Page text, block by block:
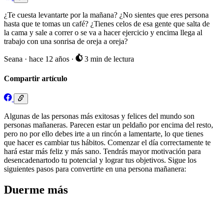
¿Te cuesta levantarte por la mañana? ¿No sientes que eres persona
hasta que te tomas un café? ¿Tienes celos de esa gente que salta de
la cama y sale a correr o se va a hacer ejercicio y encima llega al
trabajo con una sonrisa de oreja a oreja?
Seana · hace 12 años · 3 min de lectura
Compartir artículo
Algunas de las personas más exitosas y felices del mundo son
personas mañaneras. Parecen estar un peldaño por encima del resto,
pero no por ello debes irte a un rincón a lamentarte, lo que tienes
que hacer es cambiar tus hábitos. Comenzar el día correctamente te
hará estar más feliz y más sano. Tendrás mayor motivación para
desencadenartodo tu potencial y lograr tus objetivos. Sigue los
siguientes pasos para convertirte en una persona mañanera:
Duerme más